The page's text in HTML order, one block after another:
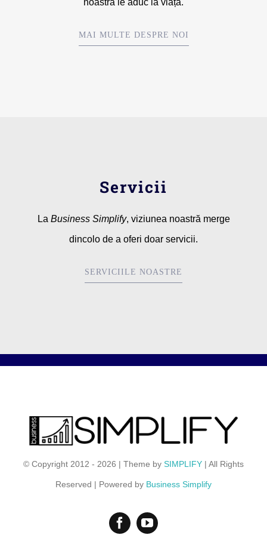
MAI MULTE DESPRE NOI
Servicii
La Business Simplify, viziunea noastră merge
dincolo de a oferi doar servicii.
SERVICIILE NOASTRE
© Copyright 2012 - 2026 | Theme by SIMPLIFY | All Rights
Reserved | Powered by Business Simplify